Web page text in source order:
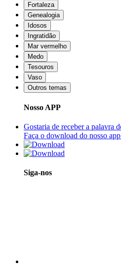
Fortaleza
Genealogia
Idosos
Ingratidão
Mar vermelho
Medo
Tesouros
Vaso
Outros temas
Nosso APP
Gostaria de receber a palavra
Faça o download do nosso
Siga-nos